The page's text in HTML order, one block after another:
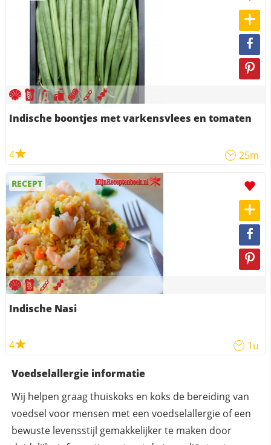
Indische boontjes met varkensvlees en tomaten
4 25m
RECEPT
Indische Nasi
4 1u
Voedselallergie informatie
Wij helpen graag thuiskoks en koks de bereiding van
voedsel voor mensen met een voedselallergie of een
bewuste levensstijl gemakkelijker te maken door